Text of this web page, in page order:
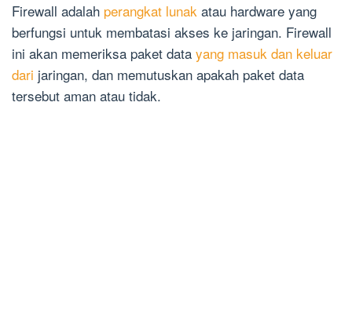
Firewall adalah perangkat lunak atau hardware yang
berfungsi untuk membatasi akses ke jaringan. Firewall
ini akan memeriksa paket data yang masuk dan keluar
dari jaringan, dan memutuskan apakah paket data
tersebut aman atau tidak.